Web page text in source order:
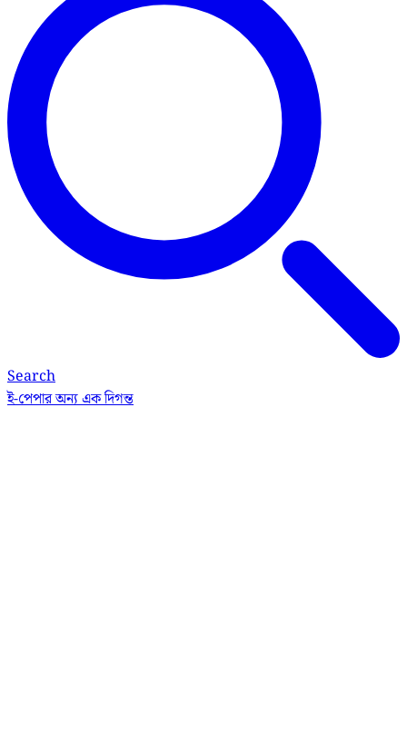
Search
ই-পেপারঅন্য এক দিগন্ত